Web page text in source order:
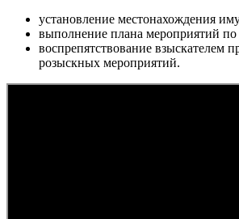
установление местонахождения
выполнение плана мероприятий по
воспрепятствование взыскателем
розыскных мероприятий.